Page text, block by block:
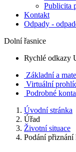
Publicita
Kontakt
Odpady -
Dolní řasnice
Rychlé odkazy
Základní a
Virtuální
Podrobné
Úvodní stránka
Úřad
Životní situace
Podání